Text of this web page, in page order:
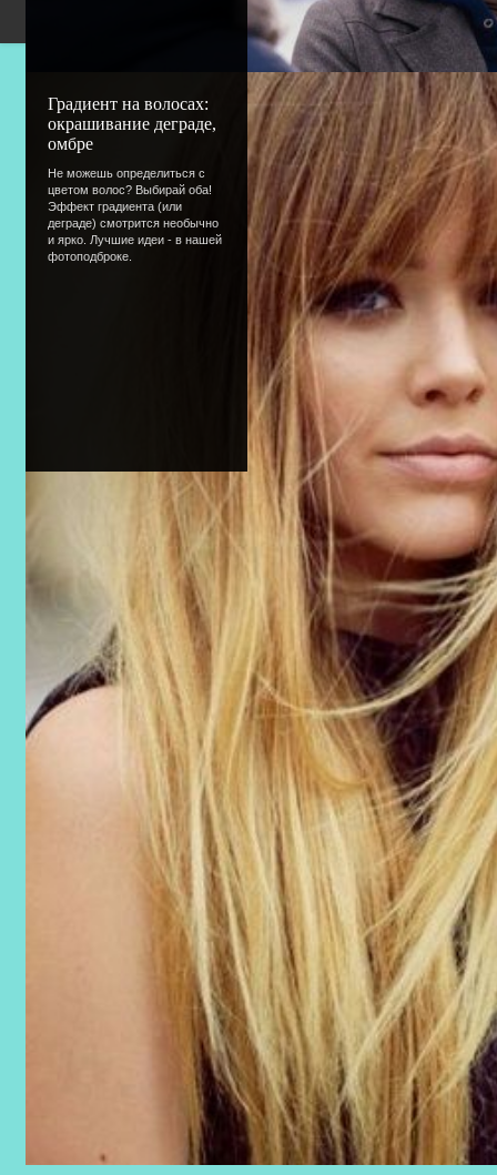
Градиент на волосах:
окрашивание деграде,
омбре
Не можешь определиться с
цветом волос? Выбирай оба!
Эффект градиента (или
деграде) смотрится необычно
и ярко. Лучшие идеи - в нашей
фотоподброке.
Copyright